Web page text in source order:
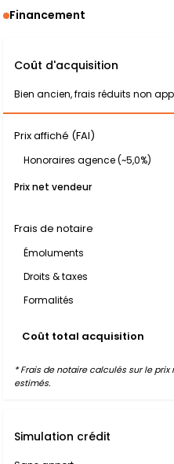
Financement
Coût d'acquisition
Bien ancien, frais réduits non
Prix affiché (FAI)
Honoraires agence (~5,0%)
Prix net vendeur
Frais de notaire
Émoluments
Droits & taxes
Formalités
Coût total acquisition
* Frais de notaire calculés sur le
estimés.
Simulation crédit